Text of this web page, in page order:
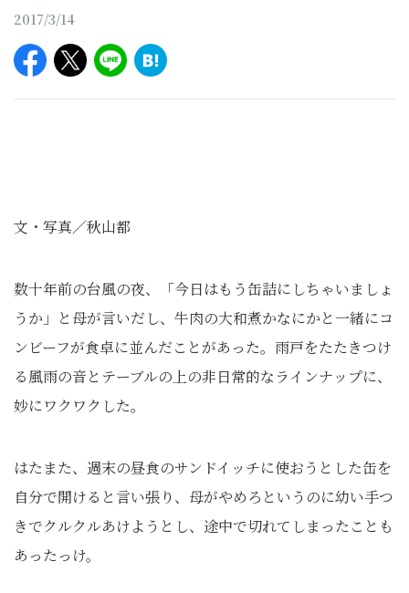
2017/3/14
文・写真／秋山都
数十年前の台風の夜、「今日はもう缶詰にしちゃいましょ
うか」と母が言いだし、牛肉の大和煮かなにかと一緒にコ
ンビーフが食卓に並んだことがあった。雨戸をたたきつけ
る風雨の音とテーブルの上の非日常的なラインナップに、
妙にワクワクした。
はたまた、週末の昼食のサンドイッチに使おうとした缶を
自分で開けると言い張り、母がやめろというのに幼い手つ
きでクルクルあけようとし、途中で切れてしまったことも
あったっけ。